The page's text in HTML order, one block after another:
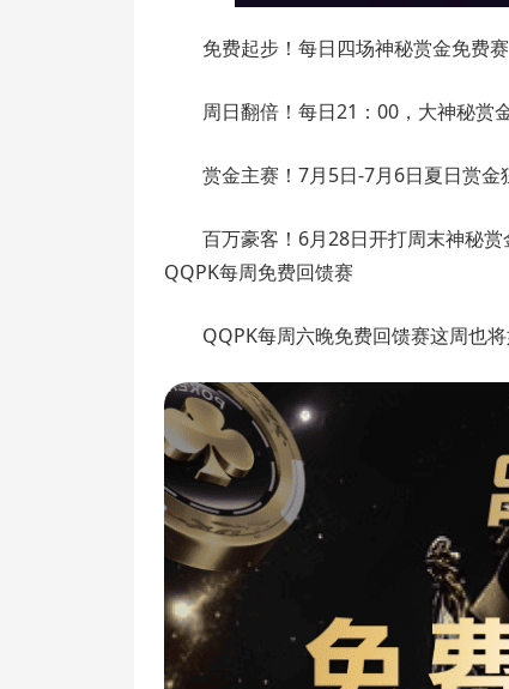
免费起步！每日四场神秘赏金免费
周日翻倍！每日21：00，大神秘赏
赏金主赛！7月5日-7月6日夏日赏金
百万豪客！6月28日开打周末神秘
QQPK每周免费回馈赛
QQPK每周六晚免费回馈赛这周也